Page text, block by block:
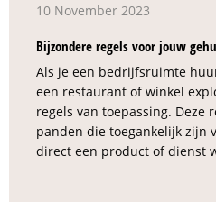
10 November 2023
Bijzondere regels voor jouw
Als je een bedrijfsruimte
een restaurant of winkel
regels van toepassing. Deze
panden die toegankelijk zijn
direct een product of dienst